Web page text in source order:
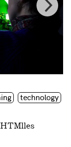
technology
HTMlles